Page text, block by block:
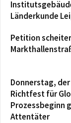
Länderkunde
Petition
Donnerstag,
Richtfest für
Prozessbeginn
Attentäter